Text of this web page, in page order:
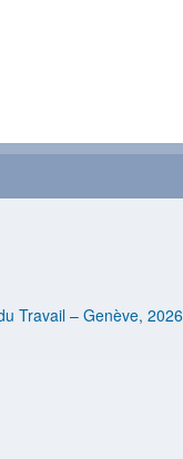
Travail – Genève, 2026